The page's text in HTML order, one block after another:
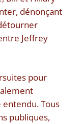
dénonçant
Jeffrey
pour
entendu. Tous
publiques,